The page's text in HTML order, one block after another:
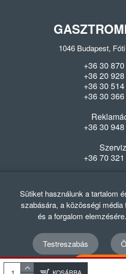
KOSÁRBA
1046 Budapest,
+36 30
+36 20
+36 30
+36 30
+36 30
+36 70
Hétfő-Péntek:
© 2012 - 2024
Adatvédelmi szabályzat
Sütiket használunk a tartalom
szabására, a közösségi
és a forgalom elemzésére.
Testreszabás
Összes